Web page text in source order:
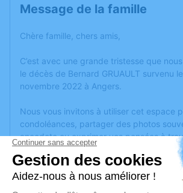
Message de la famille
Chère famille, chers amis,
C’est avec une grande tristesse que
le décès de Bernard GRUAULT survenu
novembre 2022 à Angers.
Nous vous invitons à utiliser cet espace
condoléances, partager des photos
anecdote ou exprimer vos pensées à
ou des textes. Cet endroit est un lieu
honorer la mémoire de Bernard
Un service de plantation d’arbre